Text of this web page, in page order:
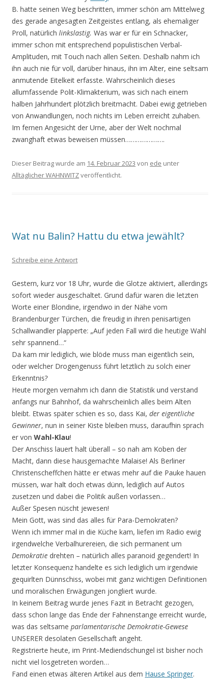
B. hatte seinen Weg beschritten, immer schön am Mittelweg
des gerade angesagten Zeitgeistes entlang, als ehemaliger
Proll, natürlich linkslastig. Was war er für ein Schnacker,
immer schon mit entsprechend populistischen Verbal-
Amplituden, mit Touch nach allen Seiten. Deshalb nahm ich
ihn auch nie für voll, darüber hinaus, ihn im Alter, eine seltsam
anmutende Eitelkeit erfasste. Wahr­scheinlich dieses
allumfassende Polit-Klimakterium, was sich nach einem
halben Jahrhundert plötz­lich breitmacht. Dabei ewig getrieben
von Anwandlungen, noch nichts im Leben erreicht zuhaben.
Im fernen Angesicht der Urne, aber der Welt nochmal
zwanghaft etwas beweisen müssen………………….
Dieser Beitrag wurde am 14. Februar 2023 von ede unter
Alltäglicher WAHNWITZveröffentlicht.
Wat nu Balin? Hattu du etwa jewählt?
Schreibe eine Antwort
Gestern, kurz vor 18 Uhr, wurde die Glotze aktiviert, allerdings
sofort wieder ausgeschaltet. Grund dafür waren die letzten
Worte einer Blondine, irgendwo in der Nähe vom
Brandenburger Türchen, die freudig in ihren penisartigen
Schallwandler plapperte: „Auf jeden Fall wird die heutige Wahl
sehr spannend…“
Da kam mir lediglich, wie blöde muss man eigentlich sein,
oder welcher Drogengenuss führt letzt­lich zu solch einer
Erkenntnis?
Heute morgen vernahm ich dann die Statistik und verstand
anfangs nur Bahnhof, da wahrscheinlich alles beim Alten
bleibt. Etwas später schien es so, dass Kai, der eigentliche
Gewinner, nun in seiner Kiste bleiben muss, daraufhin sprach
er von Wahl-Klau!
Der Anschiss lauert halt überall – so nah am Koben der
Macht, dann diese hausgemachte Malaise! Als Berliner
Christenscheffchen hätte er etwas mehr auf die Pauke hauen
müssen, war halt doch etwas dünn, lediglich auf Autos
zusetzen und dabei die Politik außen vorlassen…
Außer Spesen nüscht jewesen!
Mein Gott, was sind das alles für Para-Demokraten?
Wenn ich immer mal in die Küche kam, liefen im Radio ewig
irgendwelche Verbalhurereien, die sich permanent um
Demokratie drehten – natürlich alles paranoid gegendert! In
letzter Konsequenz handelte es sich lediglich um irgendwie
gequirlten Dünnschiss, wobei mit ganz wichtigen Definiti­onen
und moralischen Erwägungen jongliert wurde.
In keinem Beitrag wurde jenes Fazit in Betracht gezogen,
dass schon lange das Ende der Fahnen­stange erreicht wurde,
was das seltsame parlamentarische Demokratie-Gewese
UNSERER desola­ten Gesellschaft angeht.
Registrierte heute, im Print-Mediendschungel ist bisher noch
nicht viel losgetreten worden…
Fand einen etwas älteren Artikel aus dem Hause Springer.